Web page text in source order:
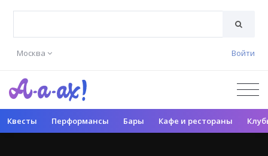
Москва Войти
Квесты Перформансы Бары Кафе и рестораны